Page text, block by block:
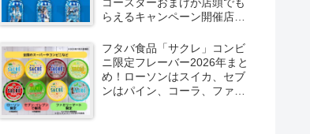
らえるキャンペーン開催店は
定で6種類！見分け方！セブ
ン、ファミマ、ローソン、デ
イリーヤマザキ、ミニストッ
プなどで！クーラーバッグ
フタバ食品「サクレ」コンビ
ニ限定フレーバー2026年まと
め！ローソンはスイカ、セブ
ンはパイン、コーラ、ファミ